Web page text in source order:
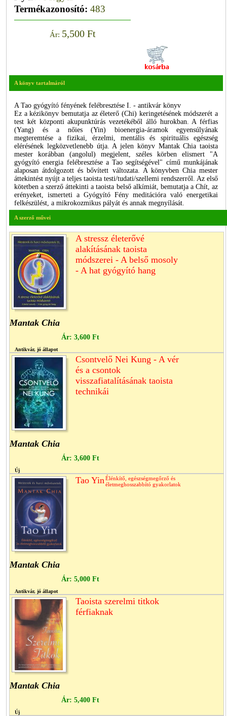
Termékazonosító: 483
Ár: 5,500 Ft
A könyv tartalmáról
A Tao gyógyító fényének felébresztése I. - antikvár könyv
Ez a kézikönyv bemutatja az életerő (Chi) keringetésének módszerét a
test két központi akupunktúrás vezetékéből álló hurokban. A férfias
(Yang) és a nőies (Yin) bioenergia-áramok egyensúlyának
megteremtése a fizikai, érzelmi, mentális és spirituális egészség
elérésének legközvetlenebb útja. A jelen könyv Mantak Chia taoista
mester korábban (angolul) megjelent, széles körben elismert "A
gyógyító energia felébresztése a Tao segítségével" című munkájának
alaposan átdolgozott és bővített változata. A könyvben Chia mester
áttekintést nyújt a teljes taoista testi/tudati/szellemi rendszerről. Az első
kötetben a szerző áttekinti a taoista belső alkímiát, bemutatja a Chít, az
erényeket, ismerteti a Gyógyító Fény meditációra való energetikai
felkészülést, a mikrokozmikus pályát és annak megnyílását.
A szerző művei
A stressz életerővé
alakításának taoista
módszerei - A belső mosoly
- A hat gyógyító hang
Mantak Chia
Ár: 3,600 Ft
Antikvár, jó állapot
Csontvelő Nei Kung - A vér
és a csontok
visszafiatalításának taoista
technikái
Mantak Chia
Ár: 3,600 Ft
Új
Tao Yin Élénkítő, egészségmegőrző és
életmeghosszabbító gyakorlatok
Mantak Chia
Ár: 5,000 Ft
Antikvár, jó állapot
Taoista szerelmi titkok
férfiaknak
Mantak Chia
Ár: 5,400 Ft
Új